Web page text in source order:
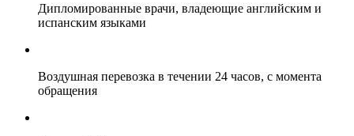
Дипломированные врачи, владеющие английским и
испанским языками
Воздушная перевозка в течении 24 часов, с момента
обращения